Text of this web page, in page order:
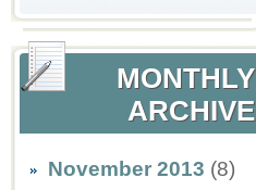
MONTHLY
ARCHIVE
November 2013 (8)